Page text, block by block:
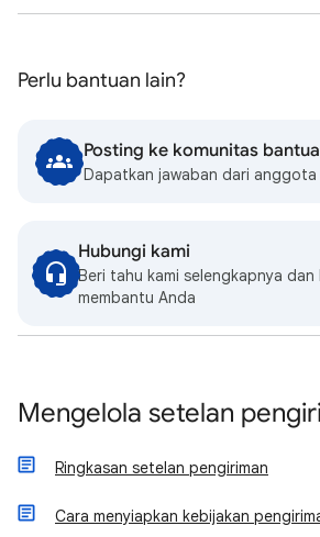
Perlu bantuan lain?
Posting ke komunitas
Dapatkan jawaban dari
Hubungi kami
Beri tahu kami selengkapnya dan
membantu Anda
Mengelola setelan
Ringkasan setelan pengiriman
Cara menyiapkan kebijakan